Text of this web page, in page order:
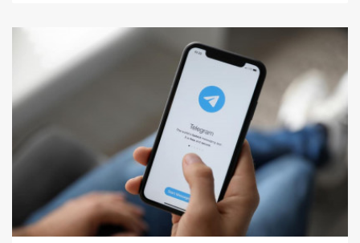
ENTRETENIMIENTO